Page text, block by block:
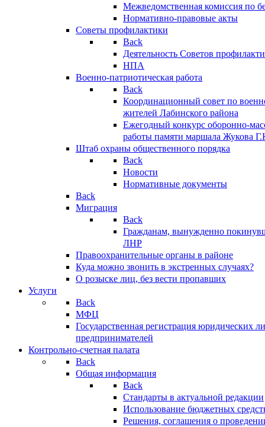
Межведомственная комиссия по
Нормативно-правовые акты
Советы профилактики
Back
Деятельность Советов
НПА
Военно-патриотическая работа
Back
Координационный совет по
жителей Лабинского района
Ежегодный конкурс оборонно-
работы памяти маршала Жукова
Штаб охраны общественного порядка
Back
Новости
Нормативные документы
Back
Миграция
Back
Гражданам, вынужденно
ЛНР
Правоохранительные органы в районе
Куда можно звонить в экстренных случаях?
О розыске лиц, без вести пропавших
Услуги
Back
МФЦ
Государственная регистрация юридических
предпринимателей
Контрольно-счетная палата
Back
Общая информация
Back
Стандарты в актуальной редакции
Использование бюджетных
Решения, соглашения о